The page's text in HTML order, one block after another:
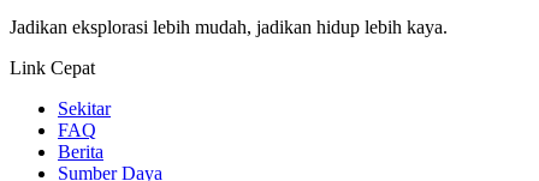
Jadikan eksplorasi lebih mudah, jadikan hidup lebih kaya.
Link Cepat
Sekitar
FAQ
Berita
Sumber Daya